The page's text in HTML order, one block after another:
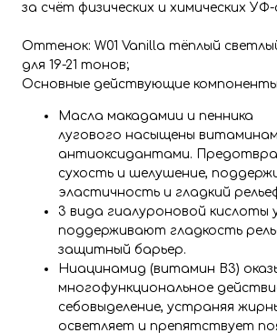
за счёт физических и химических
Оттенок: W01 Vanilla тёплый
для 19-21 тонов;
Основные действующие
Масла макадамии и пенника
лугового насыщены
антиоксидантами.
сухость и шелушение,
эластичность и гладкий
3 вида гиалуроновой кислоты
поддерживают гладкость
защитный барьер.
Ниацинамид (витамин B3)
многофункциональное
себовыделение, устраняя
осветляет и препятствует